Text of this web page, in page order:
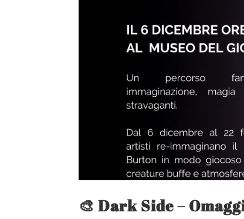
🎨 Dark Side –